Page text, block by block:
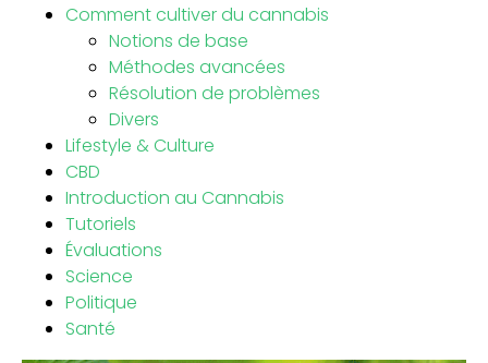
Comment cultiver du cannabis
Notions de base
Méthodes avancées
Résolution de problèmes
Divers
Lifestyle & Culture
CBD
Introduction au Cannabis
Tutoriels
Évaluations
Science
Politique
Santé